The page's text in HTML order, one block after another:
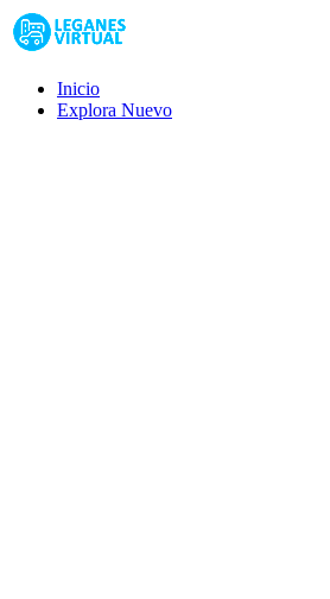
Inicio
Explora Nuevo